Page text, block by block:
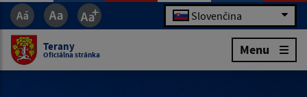
Slovenčina
Terany
Oficiálna stránka Menu